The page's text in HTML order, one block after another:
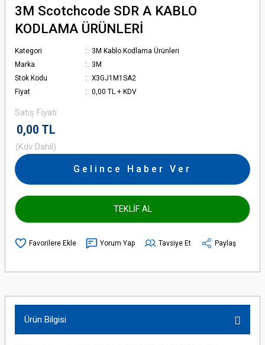
3M Scotchcode SDR A KABLO
KODLAMA ÜRÜNLERİ
Kategori
3M Kablo Kodlama Ürünleri
Marka
3M
Stok Kodu
X3GJ1M1SA2
Fiyat
0,00 TL + KDV
Satış Fiyatı
0,00 TL
(Kdv Dahil)
Gelince Haber Ver
TEKLİF AL
Yorum Yap Tavsiye Et Paylaş
Ürün Bilgisi